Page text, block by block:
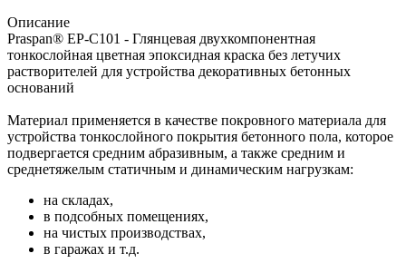
Описание
Praspan® EP-C101 - Глянцевая двухкомпонентная
тонкослойная цветная эпоксидная краска без летучих
растворителей для устройства декоративных бетонных
оснований
Материал применяется в качестве покровного материала для
устройства тонкослойного покрытия бетонного пола, которое
подвергается средним абразивным, а также средним и
среднетяжелым статичным и динамическим нагрузкам:
на складах,
в подсобных помещениях,
на чистых производствах,
в гаражах и т.д.